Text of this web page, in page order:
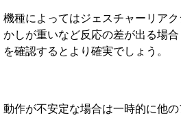
機種によってはジェスチャーリア
かしが重いなど反応の差が出る場
を確認するとより確実でしょう。
動作が不安定な場合は一時的に他